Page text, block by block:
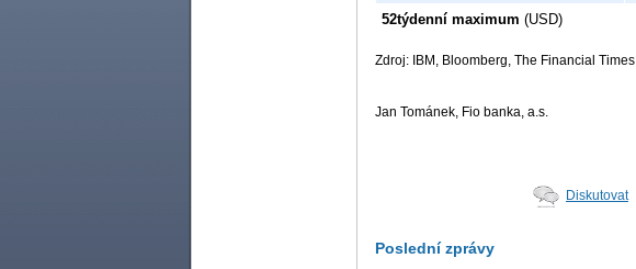
52týdenní maximum (USD)
Zdroj: IBM, Bloomberg, The Financial Times
Jan Tománek, Fio banka, a.s.
Diskutovat
Poslední zprávy